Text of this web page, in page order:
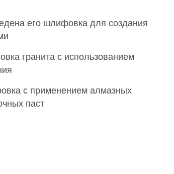
его шлифовка для создания
гранита с использованием
с применением алмазных
паст